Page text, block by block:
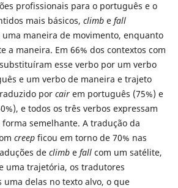
profissionais para o português e o
mais básicos, climbe fall
maneira de movimento, enquanto
a maneira. Em 66% dos contextos com
esse verbo por um verbo
e um verbo de maneira e trajeto
por cairem português (75%) e
e todos os três verbos expressam
semelhante. A tradução da
creepficou em torno de 70% nas
de climbe fallcom um satélite,
uma trajetória, os tradutores
uma delas no texto alvo, o que